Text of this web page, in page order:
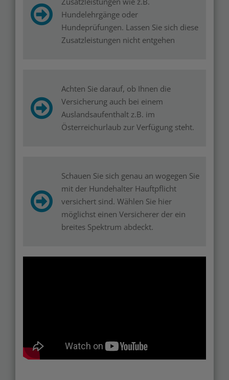
Hundelehrgänge oder
Hundeprüfungen. Lassen Sie sich diese
Zusatzleistungen nicht entgehen
Achten Sie darauf, ob Ihnen die
Versicherung auch bei einem
Auslandsaufenthalt z.B. im
Österreichurlaub zur Verfügung steht.
Schauen Sie sich genau an wogegen Sie
mit der Hundehalter Hauftpflicht
versichert sind. Wählen Sie hier
möglichst einen Versicherer der ein
breites Spektrum abdeckt.